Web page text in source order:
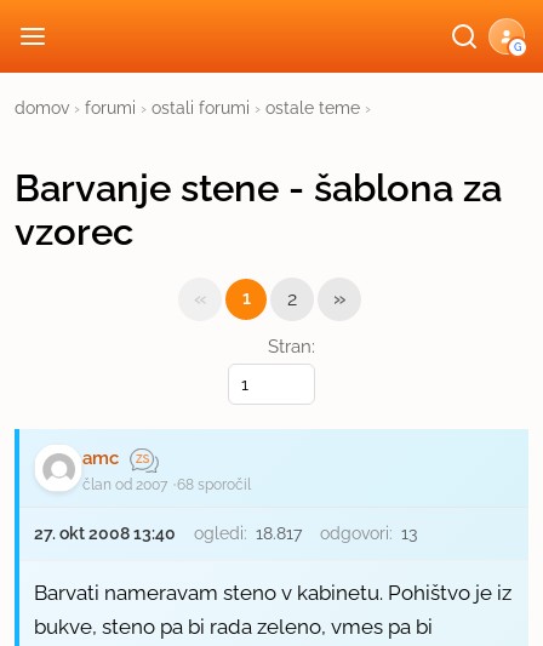
G
domov › forumi › ostali forumi › ostale teme ›
Barvanje stene - šablona za
vzorec
Stran:
« 1 2 »
amc
član od 2007 68 sporočil
27. okt 2008 13:40 ogledi: 18.817 odgovori: 13
Barvati nameravam steno v kabinetu. Pohištvo je iz
bukve, steno pa bi rada zeleno, vmes pa bi